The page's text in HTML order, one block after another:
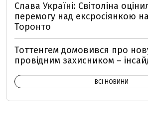
Слава Україні: Світоліна
перемогу над ексросіянкою на
Торонто
Тоттенгем домовився про
провідним захисником –
ВСІ НОВИНИ